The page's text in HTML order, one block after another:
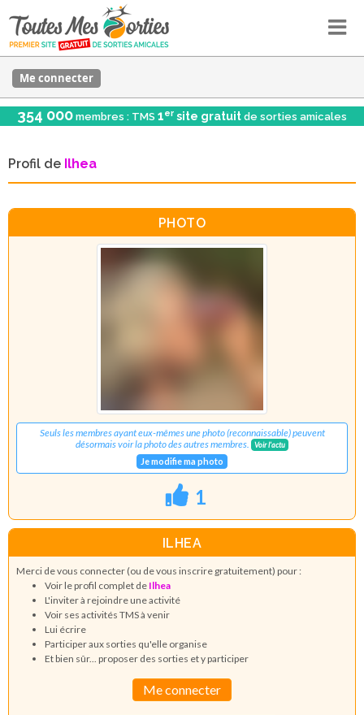
Me connecter
354 000 membres : TMS 1er site gratuit de sorties amicales
Profil de Ilhea
PHOTO
Seuls les membres ayant eux-mêmes une photo (reconnaissable) peuvent
désormais voir la photo des autres membres.
Voir l'actu
Je modifie ma photo
1
ILHEA
Merci de vous connecter (ou de vous inscrire gratuitement) pour :
Voir le profil complet de Ilhea
L'inviter à rejoindre une activité
Voir ses activités TMS à venir
Lui écrire
Participer aux sorties qu'elle organise
Et bien sûr... proposer des sorties et y participer
Me connecter